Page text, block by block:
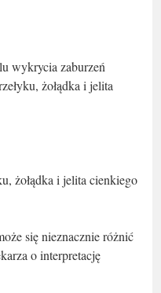
wykrycia zaburzeń
żołądka i jelita
żołądka i jelita cienkiego
się nieznacznie różnić
o interpretację